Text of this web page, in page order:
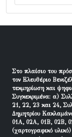
Στο πλαίσιο του
τον Ελευθέριο
τεκμηρίωση και
Συγκεκριμένα: α)
21, 22, 23 και 24,
Δημητρίου
01Α, 02Α, 01Β, 02Β,
(χαρτογραφικό